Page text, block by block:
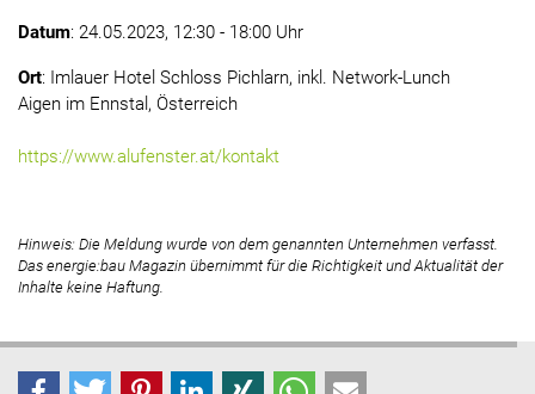
Datum: 24.05.2023, 12:30 - 18:00 Uhr
Ort: Imlauer Hotel Schloss Pichlarn, inkl. Network-Lunch
Aigen im Ennstal, Österreich
https://www.alufenster.at/kontakt
Hinweis: Die Meldung wurde von dem genannten Unternehmen verfasst.
Das energie:bau Magazin übernimmt für die Richtigkeit und Aktualität der
Inhalte keine Haftung.